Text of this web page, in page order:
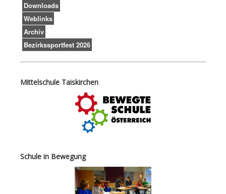
Downloads
Weblinks
Archiv
Bezirkssportfest 2026
Mittelschule Taiskirchen
Schule in Bewegung